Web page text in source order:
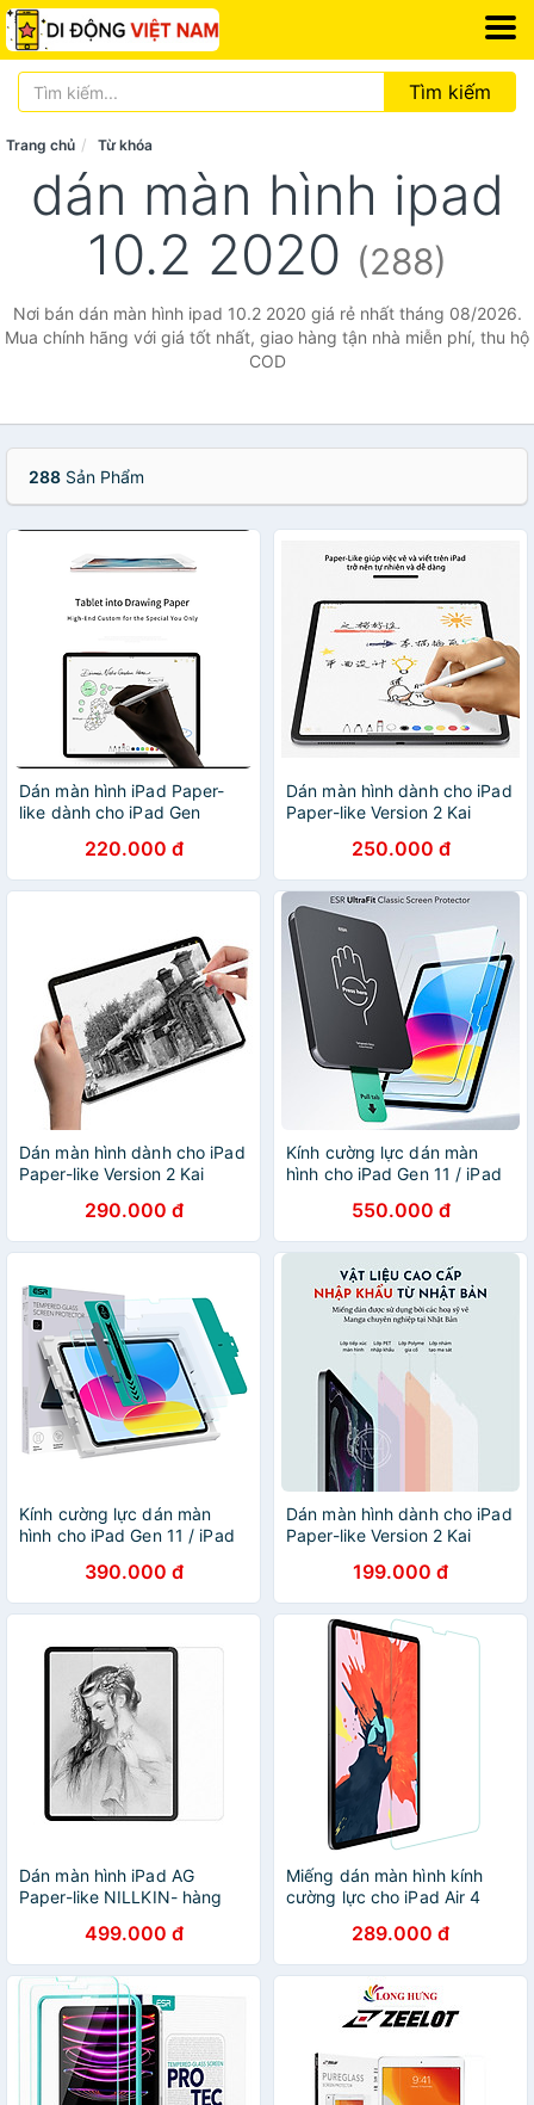
Tìm kiếm
Trang chủ Từ khóa
dán màn hình ipad
10.2 2020 (288)
Nơi bán dán màn hình ipad 10.2 2020 giá rẻ nhất tháng 08/2026.
Mua chính hãng với giá tốt nhất, giao hàng tận nhà miễn phí, thu hộ
COD
288 Sản Phẩm
Dán màn hình iPad Paper-
like dành cho iPad Gen
11inch 2018/2020/2021/Air
4/Air 5, iPad Pro 12.9
2018/2020/2021, iPad Gen
giác vẽ như trên giấy - Hàng
Chính Hãng
220.000 đ
Dán màn hình dành cho iPad
Paper-like Version 2 Kai
vẽ như trên giấy - Hàng
Chính Hãng - iPad Pro 11
inch 2018 - 2020 - 2021
250.000 đ
Dán màn hình dành cho iPad
Paper-like Version 2 Kai
vẽ như trên giấy - Hàng
Chính Hãng - iPad Pro 12.9
inch FaceID 2018 - 2020 -
2021
290.000 đ
Kính cường lực dán màn
hình cho iPad Gen 11 / iPad
UltraFit Classic Screen
Protector - Hàng Chính
550.000 đ
Kính cường lực dán màn
hình cho iPad Gen 11 / iPad
Tempered Glass Screen
Protector - Hàng Chính
Hãng
390.000 đ
Dán màn hình dành cho iPad
Paper-like Version 2 Kai
vẽ như trên giấy - Hàng
Chính Hãng - iPad Gen 10
2022 10.9 inch
199.000 đ
Dán màn hình iPad AG
Paper-like NILLKIN- hàng
499.000 đ
Miếng dán màn hình kính
cường lực cho iPad Air 4
11 2021 Chip M1 / iPad Pro
11 2020 / iPad Pro 11 2018
hiệu Mercury H+ Pro (mỏng
0.2 mm, vát cạnh 2.5D,
chống trầy, chống va đập -
289.000 đ